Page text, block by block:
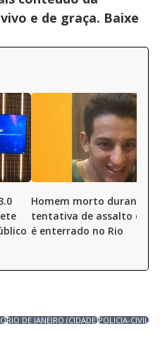
e de graça. Baixe
Homem morto durante
tentativa de assalto em
é enterrado no Rio
RIO DE JANEIRO (CIDADE)POLICIA-CIVIL